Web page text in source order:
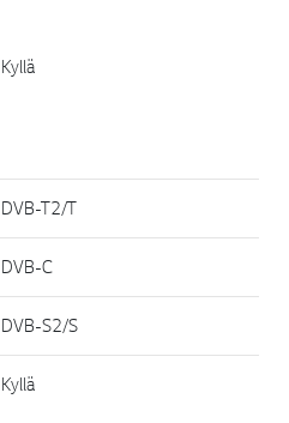
Kyllä
DVB-T2/T
DVB-C
DVB-S2/S
Kyllä